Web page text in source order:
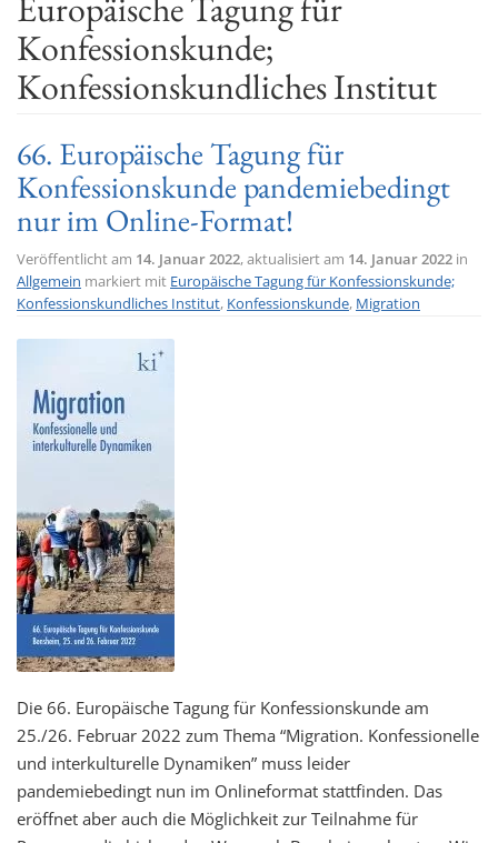
Konfessionskunde;
Konfessionskundliches Institut
66. Europäische Tagung für
Konfessionskunde pandemiebedingt
nur im Online-Format!
Veröffentlicht am 14. Januar 2022, aktualisiert am 14. Januar 2022 in
Allgemein markiert mit Europäische Tagung für Konfessionskunde;
Konfessionskundliches Institut, Konfessionskunde, Migration
Die 66. Europäische Tagung für Konfessionskunde am
25./26. Februar 2022 zum Thema “Migration. Konfessionelle
und interkulturelle Dynamiken” muss leider
pandemiebedingt nun im Onlineformat stattfinden. Das
eröffnet aber auch die Möglichkeit zur Teilnahme für